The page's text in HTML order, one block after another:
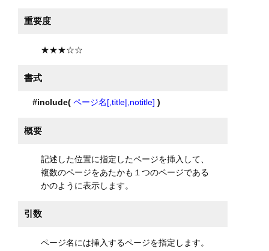
重要度
★★★☆☆
書式
#include( ページ名[,title|,notitle] )
概要
記述した位置に指定したページを挿入して、
複数のページをあたかも１つのページである
かのように表示します。
引数
ページ名には挿入するページを指定します。